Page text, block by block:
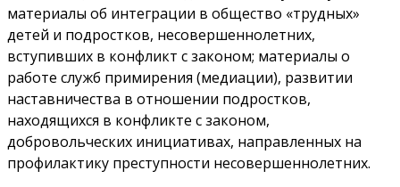
материалы об интеграции в общество «трудных»
детей и подростков, несовершеннолетних,
вступивших в конфликт с законом; материалы о
работе служб примирения (медиации), развитии
наставничества в отношении подростков,
находящихся в конфликте с законом,
добровольческих инициативах, направленных на
профилактику преступности несовершеннолетних.